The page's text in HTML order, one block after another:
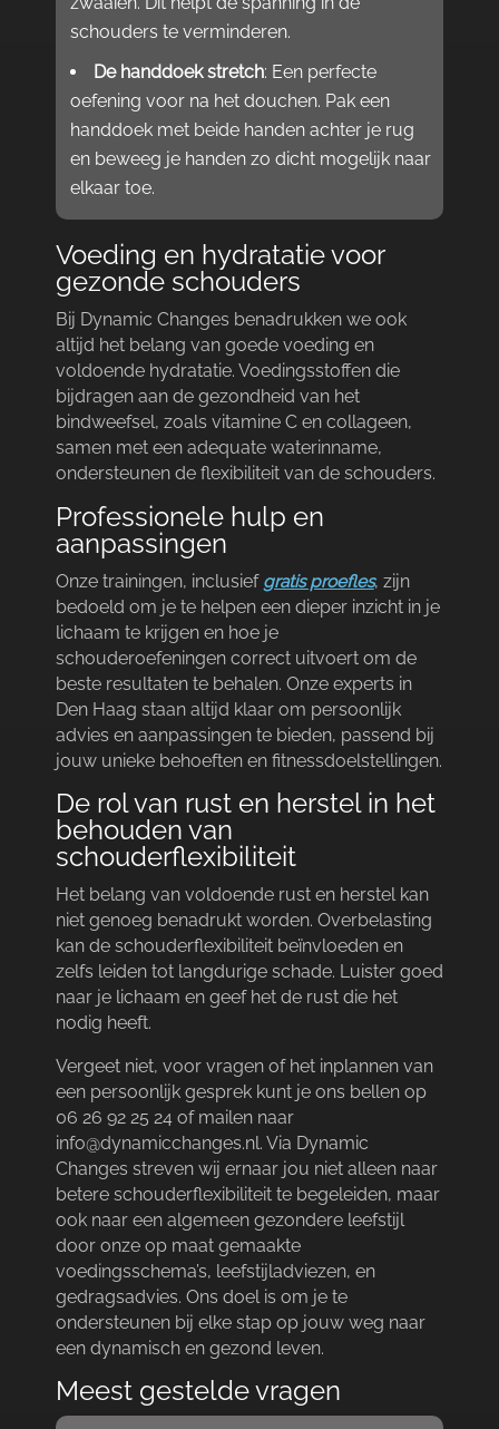
schouders te verminderen.​
De handdoek stretch: Een perfecte
oefening voor na het douchen.​ Pak een
handdoek met beide handen achter je rug
en beweeg je handen zo dicht mogelijk naar
elkaar toe.​
Voeding en hydratatie voor
gezonde schouders
Bij Dynamic Changes benadrukken we ook
altijd het belang van goede voeding en
voldoende hydratatie.​ Voedingsstoffen die
bijdragen aan de gezondheid van het
bindweefsel, zoals vitamine C en collageen,
samen met een adequate waterinname,
ondersteunen de flexibiliteit van de schouders.​
Professionele hulp en
aanpassingen
Onze trainingen, inclusief gratis proefles, zijn
bedoeld om je te helpen een dieper inzicht in je
lichaam te krijgen en hoe je
schouderoefeningen correct uitvoert om de
beste resultaten te behalen.​ Onze experts in
Den Haag staan altijd klaar om persoonlijk
advies en aanpassingen te bieden, passend bij
jouw unieke behoeften en fitnessdoelstellingen.​
De rol van rust en herstel in het
behouden van
schouderflexibiliteit
Het belang van voldoende rust en herstel kan
niet genoeg benadrukt worden.​ Overbelasting
kan de schouderflexibiliteit beïnvloeden en
zelfs leiden tot langdurige schade.​ Luister goed
naar je lichaam en geef het de rust die het
nodig heeft.​
Vergeet niet, voor vragen of het inplannen van
een persoonlijk gesprek kunt je ons bellen op
06 26 92 25 24 of mailen naar
info@dynamicchanges.​nl.​ Via Dynamic
Changes streven wij ernaar jou niet alleen naar
betere schouderflexibiliteit te begeleiden, maar
ook naar een algemeen gezondere leefstijl
door onze op maat gemaakte
voedingsschema’s, leefstijladviezen, en
gedragsadvies.​ Ons doel is om je te
ondersteunen bij elke stap op jouw weg naar
een dynamisch en gezond leven.​
Meest gestelde vragen